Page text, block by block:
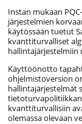
Instan mukaan
järjestelmien
käytössään tuetut
kvanttiturvalliset
Käyttöönotto
ohjelmistoversion
hallintajärjestelmät
kvanttiturvallisiin
olemassa olevaan